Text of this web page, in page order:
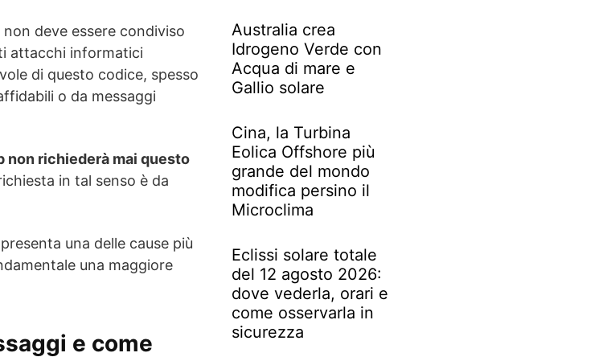
deve essere condiviso
attacchi informatici
di questo codice, spesso
o da messaggi
non richiederà mai questo
in tal senso è da
una delle cause più
una maggiore
e come
Australia crea
Idrogeno Verde con
Acqua di mare e
Gallio solare
Cina, la Turbina
Eolica Offshore più
grande del mondo
modifica persino il
Microclima
Eclissi solare totale
del 12 agosto 2026:
dove vederla, orari e
come osservarla in
sicurezza